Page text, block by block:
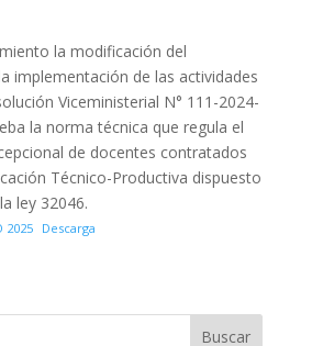
la modificación del
implementación de las actividades
Viceministerial N° 111-2024-
la norma técnica que regula el
de docentes contratados
Técnico-Productiva dispuesto
ley 32046.
2025 Descarga
Buscar